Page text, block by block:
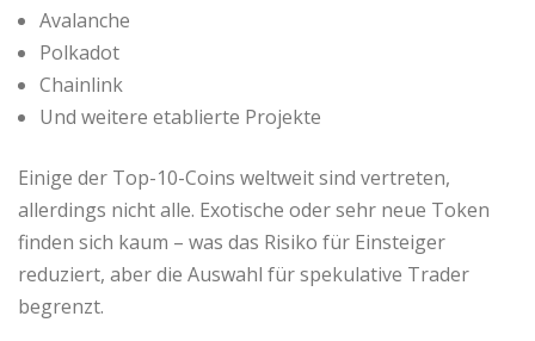
Avalanche
Polkadot
Chainlink
Und weitere etablierte Projekte
Einige der Top-10-Coins weltweit sind vertreten,
allerdings nicht alle. Exotische oder sehr neue Token
finden sich kaum – was das Risiko für Einsteiger
reduziert, aber die Auswahl für spekulative Trader
begrenzt.